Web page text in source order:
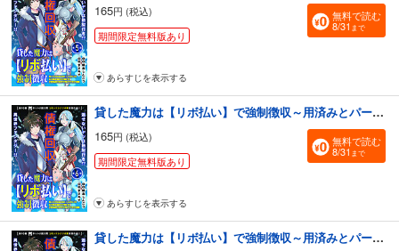
165円 (税込)
期間限定無料版あり
無料で読む
8/31 まで
あらすじを表示する
貸した魔力は【リボ払い】で強制徴収～用済みとパーティー追放された俺は、可愛いサポート妖精と一緒に取り立てた魔力を運用して最強を目指す。～（単話版）第6話
165円 (税込)
期間限定無料版あり
無料で読む
8/31 まで
あらすじを表示する
貸した魔力は【リボ払い】で強制徴収～用済みとパーティー追放された俺は、可愛いサポート妖精と一緒に取り立てた魔力を運用して最強を目指す。～（単話版）第7話